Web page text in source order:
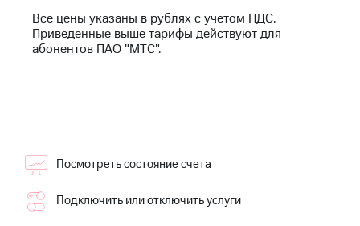
Выберите
и подключите
ТВ
для дома
кабинет
спутникового
ТВ
Видеонаблюдение
Все цены указаны в рублях с учетом НДС.
Приведенные выше тарифы действуют для
абонентов ПАО "МТС".
Посмотреть состояние счета
Подключить или отключить услуги